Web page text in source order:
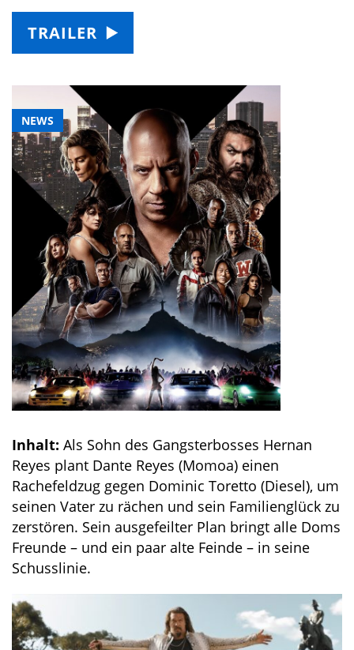
NEWS
TRAILER
Inhalt: Als Sohn des Gangsterbosses Hernan
Reyes plant Dante Reyes (Momoa) einen
Rachefeldzug gegen Dominic Toretto (Diesel), um
seinen Vater zu rächen und sein Familienglück zu
zerstören. Sein ausgefeilter Plan bringt alle Doms
Freunde – und ein paar alte Feinde – in seine
Schusslinie.